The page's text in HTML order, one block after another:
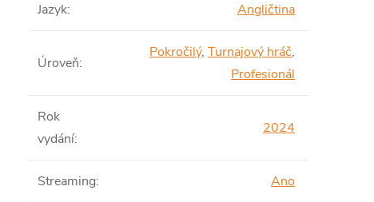
Jazyk: Angličtina
Úroveň:
Pokročilý, Turnajový hráč,
Profesionál
Rok
vydání:
2024
Streaming: Ano